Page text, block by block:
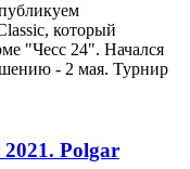
который
"Чесс 24". Начался
- 2 мая. Турнир
Polgar